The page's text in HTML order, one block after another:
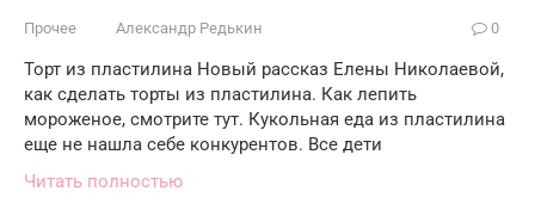
Прочее Александр Редькин 0
Торт из пластилина Новый рассказ Елены Николаевой,
как сделать торты из пластилина. Как лепить
мороженое, смотрите тут. Кукольная еда из пластилина
еще не нашла себе конкурентов. Все дети
Читать полностью